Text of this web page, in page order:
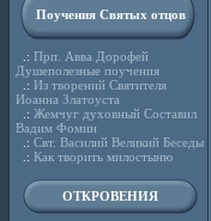
Поучения Святых отцов
.: Прп. Авва Дорофей
Душеполезные поучения
.: Из творений Святителя
Иоанна Златоуста
.: Жемчуг духовный Составил
Вадим Фомин
.: Свт. Василий Великий Беседы
.: Как творить милостыню
ОТКРОВЕНИЯ